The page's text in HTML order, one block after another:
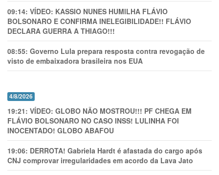
09:14: VÍDEO: KASSIO NUNES HUMlLHA FLÁVIO
BOLSONARO E CONFIRMA INELEGIBILIDADE!! FLÁVIO
DECLARA GUERRA A THIAGO!!!
08:55: Governo Lula prepara resposta contra revogação de
visto de embaixadora brasileira nos EUA
4/8/2026
19:21: VÍDEO: GLOBO NÃO MOSTROU!!! PF CHEGA EM
FLÁVIO BOLSONARO NO CASO INSS! LULINHA FOI
INOCENTADO! GLOBO ABAFOU
19:06: DERROTA! Gabriela Hardt é afastada do cargo após
CNJ comprovar irregularidades em acordo da Lava Jato